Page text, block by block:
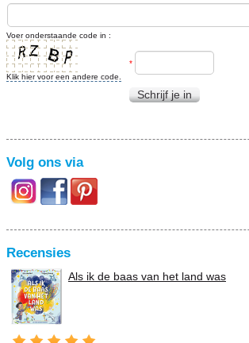
Voer onderstaande code in :
Klik hier voor een andere code.
*
Schrijf je in
Volg ons via
Recensies
Als ik de baas van het land was